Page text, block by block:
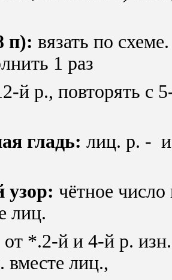
п): вязать по
1 раз
й р., повторять с
гладь: лиц. р. -
узор: чётное
лиц.
от *.2-й и 4-й р.
вместе лиц.,